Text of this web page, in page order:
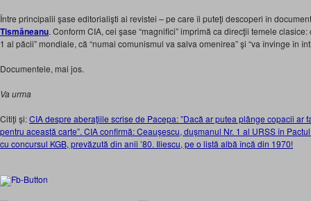
Între principalii şase editorialişti ai revistei – pe care îi puteţi descoperi în
Tismăneanu. Conform CIA, cei şase “magnifici” imprimă ca direcţii temele
1 al păcii” mondiale, că “numai comunismul va salva omenirea” şi “va învinge în
Documentele, mai jos.
Va urma
Citiţi şi:CIA despre aberaţiile scrise de Pacepa: ”Dacă ar putea plânge copacii ar
pentru această carte”. CIA confirmă: Ceauşescu, duşmanul Nr. 1 al URSS în
cu concursul KGB, prevăzută din anii ’80. Iliescu, pe o listă albă încă din 1970!